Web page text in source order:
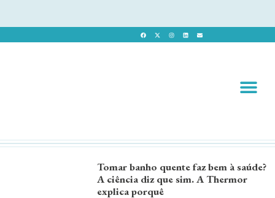
Tomar banho quente faz bem à saúde?
A ciência diz que sim. A Thermor
explica porquê